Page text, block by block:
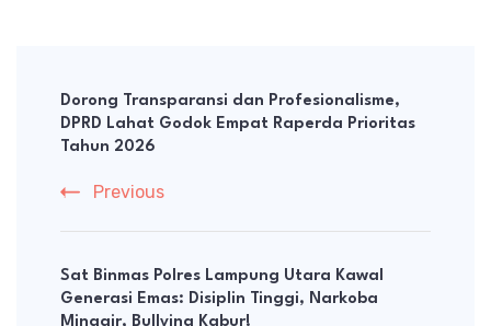
Navigation
Dorong Transparansi dan Profesionalisme,
DPRD Lahat Godok Empat Raperda Prioritas
Tahun 2026
Previous
Sat Binmas Polres Lampung Utara Kawal
Generasi Emas: Disiplin Tinggi, Narkoba
Minggir, Bullying Kabur!